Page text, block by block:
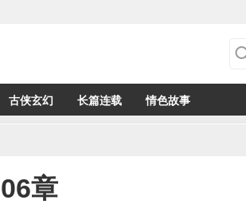
古侠玄幻 长篇连载 情色故事
章